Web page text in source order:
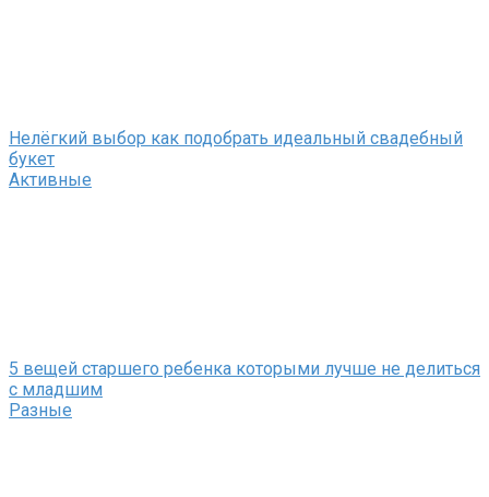
Нелёгкий выбор как подобрать идеальный свадебный
букет
Активные
5 вещей старшего ребенка которыми лучше не делиться
с младшим
Разные